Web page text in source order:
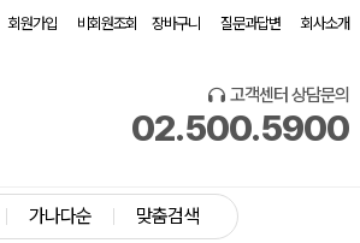
회원가입 비회원조회 장바구니 질문과답변 회사소개
고객센터 상담문의
02.500.5900
가나다순 맞춤검색